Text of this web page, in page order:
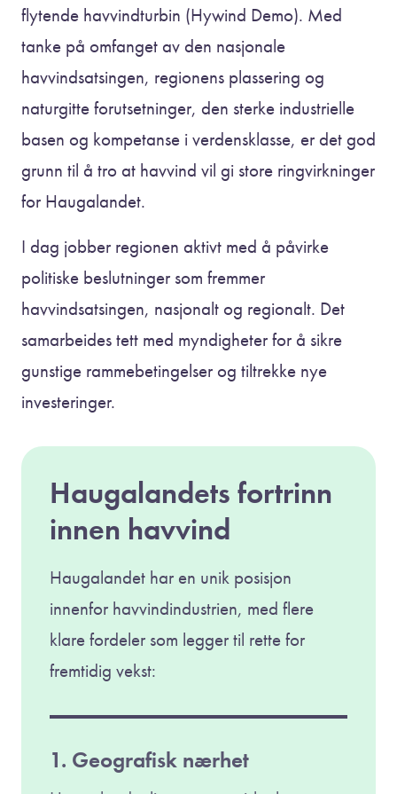
flytende havvindturbin (Hywind Demo). Med
tanke på omfanget av den nasjonale
havvindsatsingen, regionens plassering og
naturgitte forutsetninger, den sterke industrielle
basen og kompetanse i verdensklasse, er det god
grunn til å tro at havvind vil gi store ringvirkninger
for Haugalandet.
I dag jobber regionen aktivt med å påvirke
politiske beslutninger som fremmer
havvindsatsingen, nasjonalt og regionalt. Det
samarbeides tett med myndigheter for å sikre
gunstige rammebetingelser og tiltrekke nye
investeringer.
Haugalandets fortrinn
innen havvind
Haugalandet har en unik posisjon
innenfor havvindindustrien, med flere
klare fordeler som legger til rette for
fremtidig vekst:
1. Geografisk nærhet